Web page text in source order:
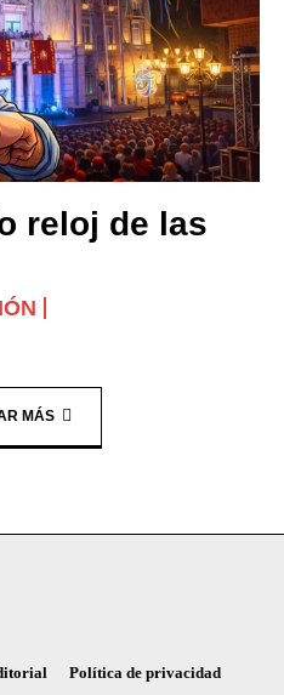
reloj de las
MÁS
Política de privacidad